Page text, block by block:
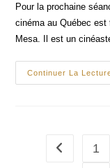
Pour la prochaine
cinéma au Québec est
Mesa. Il est un
Continuer La
Go to the
1